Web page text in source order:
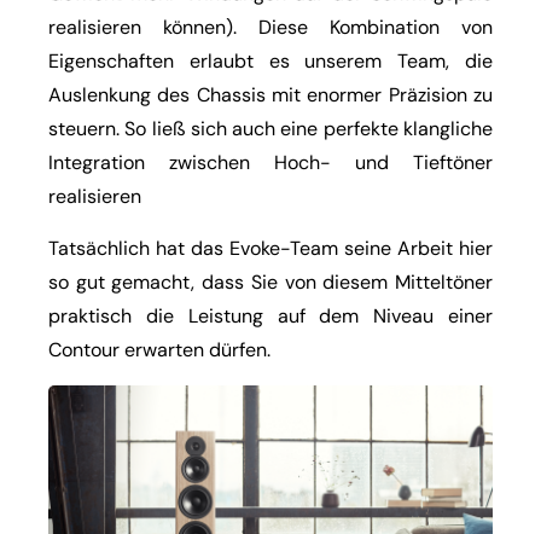
realisieren können). Diese Kombination von
Eigenschaften erlaubt es unserem Team, die
Auslenkung des Chassis mit enormer Präzision zu
steuern. So ließ sich auch eine perfekte klangliche
Integration zwischen Hoch- und Tieftöner
realisieren
Tatsächlich hat das Evoke-Team seine Arbeit hier
so gut gemacht, dass Sie von diesem Mitteltöner
praktisch die Leistung auf dem Niveau einer
Contour erwarten dürfen.